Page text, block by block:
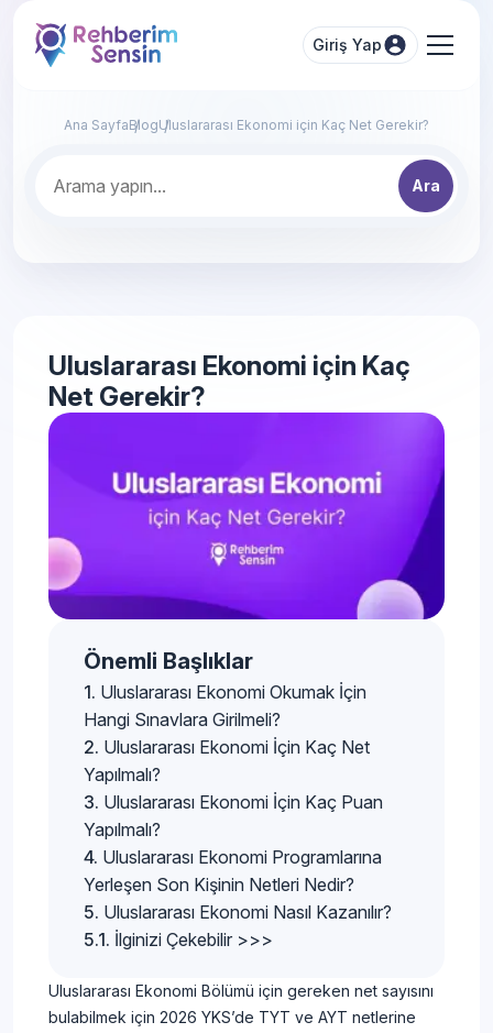
Giriş Yap
Ana SayfaBlogUluslararası Ekonomi için Kaç Net Gerekir?
Ara
Uluslararası Ekonomi için Kaç
Net Gerekir?
Önemli Başlıklar
Uluslararası Ekonomi Okumak İçin
Hangi Sınavlara Girilmeli?
Uluslararası Ekonomi İçin Kaç Net
Yapılmalı?
Uluslararası Ekonomi İçin Kaç Puan
Yapılmalı?
Uluslararası Ekonomi Programlarına
Yerleşen Son Kişinin Netleri Nedir?
Uluslararası Ekonomi Nasıl Kazanılır?
İlginizi Çekebilir >>>
Uluslararası Ekonomi Bölümü için gereken net sayısını
bulabilmek için 2026 YKS’de TYT ve AYT netlerine